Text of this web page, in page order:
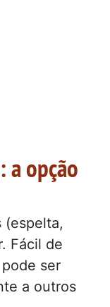
a opção
(espelta,
Fácil de
ser
a outros